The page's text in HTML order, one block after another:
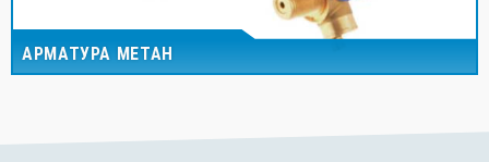
АРМАТУРА МЕТАН